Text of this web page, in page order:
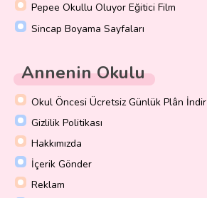
Pepee Okullu Oluyor Eğitici Film
Sincap Boyama Sayfaları
Annenin Okulu
Okul Öncesi Ücretsiz Günlük Plân İndir
Gizlilik Politikası
Hakkımızda
İçerik Gönder
Reklam